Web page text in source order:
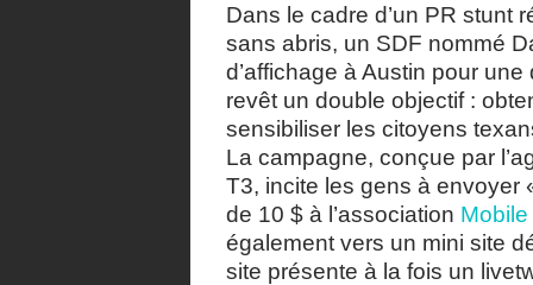
Dans le cadre d’un PR stunt
sans abris, un SDF nommé
d’affichage à Austin pour
revêt un double objectif :
sensibiliser les citoyens
La campagne, conçue par
T3, incite les gens à envoyer
de 10 $ à l’association
également vers un mini site
site présente à la fois un